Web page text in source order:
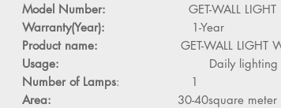
Model Number:
GET-WALL LIGHT
Warranty(Year): 1-Year
Product name:
GET-WALL LIGHT WITH
Usage:
Daily lighting
Number of Lamps: 1
Area:
30-40square meter